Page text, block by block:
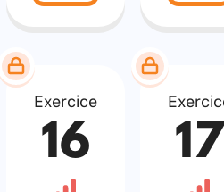
Exercice
16 17